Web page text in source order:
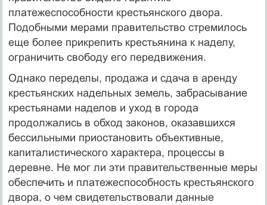
платежеспособности крестьянского двора.
Подобными мерами правительство стремилось
еще более прикрепить крестьянина к наделу,
ограничить свободу его передвижения.
Однако переделы, продажа и сдача в аренду
крестьянских надельных земель, забрасывание
крестьянами наделов и уход в города
продолжались в обход законов, оказавшихся
бессильными приостановить объективные,
капиталистического характера, процессы в
деревне. Не мог ли эти правительственные меры
обеспечить и платежеспособность крестьянского
двора, о чем свидетельствовали данные